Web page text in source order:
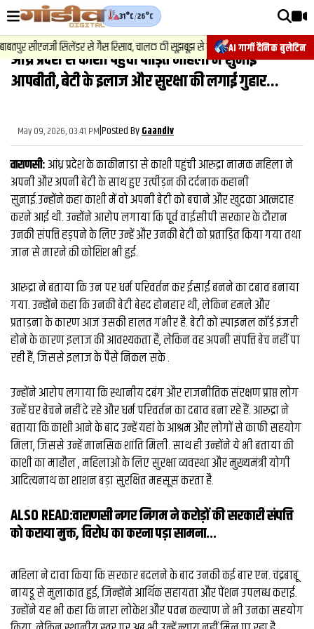
AI गार्गी दैनिक बुलेटिन
31°C/26°C
सीएनजी सिलेंडर से गैस रिसाव, चालक की सूझबूझ से टला बड़ा हादसा. 2.न्यूज़
वीडियोज़
वाराणसी न्यूज़
राजनीति
फिल्मी
साहित्य
संस्कृति
ख़ान पान और जीवनशैली
फैक्ट चेक
व्यापार
मौसम
आंध्र प्रदेश से काशी पहुंची पीड़ित महिला ने सुनाई
आपबीती, बेटी के इलाज और सुरक्षा की लगाई गुहार...
May 09, 2026, 03:41 PM|Posted ByGaandiv
वाराणसी:आंध्र प्रदेश के काकीनाडा से काशी पहुंची आरुद्रा नामक महिला ने
अपनी और अपनी बेटी के साथ हुए उत्पीड़न की दर्दनाक कहानी
सुनाई.उन्होंने कहा काशी में वो अपनी बेटी को बचाने और खुदका आत्मदाह
करने आई थी. उन्होंने आरोप लगाया कि पूर्व वाईसीपी सरकार के दौरान
उनकी संपत्ति हड़पने के लिए उन्हें और उनकी बेटी को प्रताड़ित किया गया तथा
जान से मारने की कोशिश भी हुई.
आरुद्रा ने बताया कि उन पर धर्म परिवर्तन कर ईसाई बनने का दबाव बनाया
गया. उन्होंने कहा कि उनकी बेटी बेहद होनहार थी, लेकिन हमले और
प्रताड़ना के कारण आज उसकी हालत गंभीर है. बेटी को स्पाइनल कॉर्ड इंजरी
होने के कारण इलाज की आवश्यकता है, लेकिन वह अपनी संपत्ति बेच नहीं पा
रही हैं, जिससे इलाज के पैसे निकल सके .
उन्होंने आरोप लगाया कि स्थानीय दबंग और राजनीतिक संरक्षण प्राप्त लोग
उन्हें घर बेचने नहीं दे रहे और धर्म परिवर्तन का दबाव बना रहे हैं. आरुद्रा ने
बताया कि काशी आने के बाद उन्हें यहां के आश्रम और लोगों से काफी सहयोग
मिला, जिससे उन्हें मानसिक शांति मिली. साथ ही उन्होंने ये भी बताया की
काशी का माहौल , महिलाओ के लिए सुरक्षा व्यवस्था और मुख्यमंत्री योगी
आदित्यनाथ का शाशन बड़ा सुरक्षित महसूस करता है.
ALSO READ:वाराणसी नगर निगम ने करोड़ों की सरकारी संपत्ति
काे कराया मुक्त, विरोध का करना पड़ा सामना...
महिला ने दावा किया कि सरकार बदलने के बाद उनकी कई बार एन. चंद्रबाबू
नायडू से मुलाकात हुई, जिन्होंने आर्थिक सहायता और पेंशन उपलब्ध कराई.
उन्होंने यह भी कहा कि नारा लोकेश और पवन कल्याण ने भी उनका सहयोग